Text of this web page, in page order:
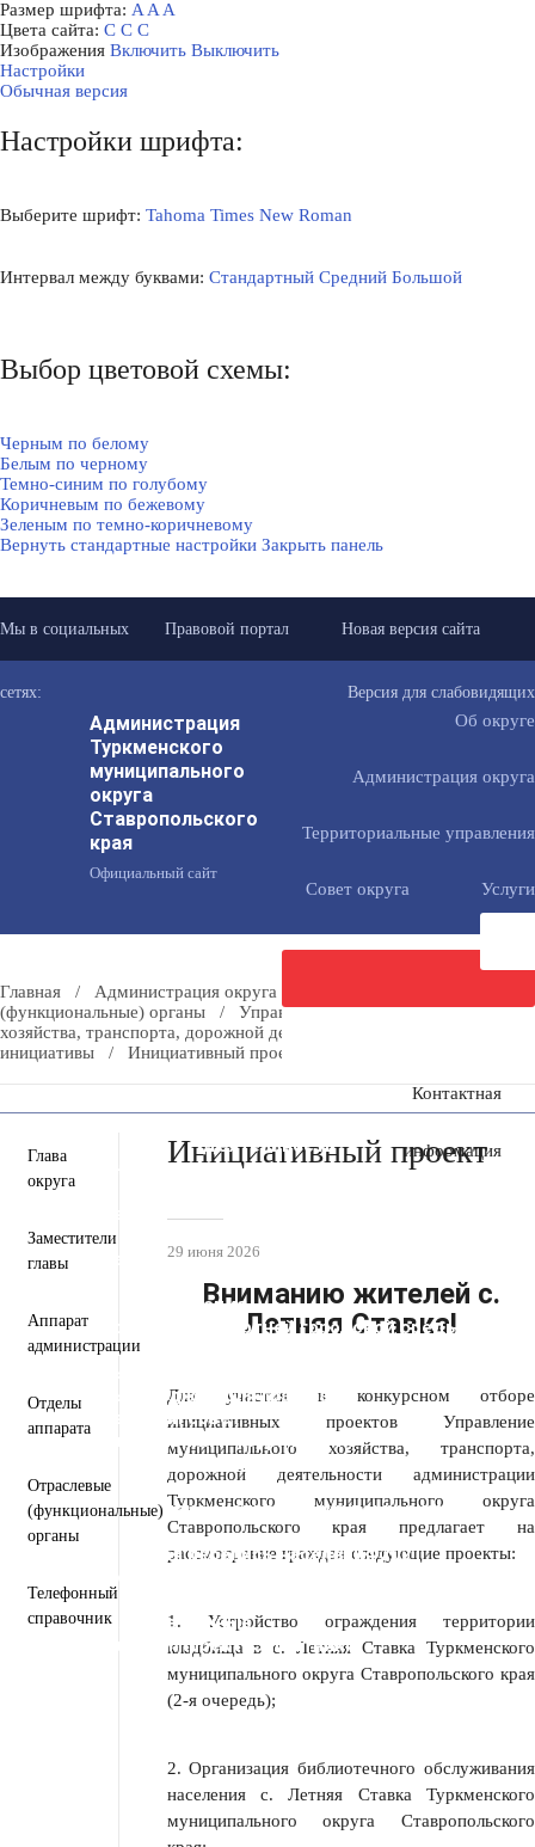
Размер шрифта: A A A
Цвета сайта: С С С
Изображения Включить Выключить
Настройки
Обычная версия
Настройки шрифта:
Выберите шрифт: Tahoma Times New Roman
Интервал между буквами: Стандартный Средний Большой
Выбор цветовой схемы:
Черным по белому
Белым по черному
Темно-синим по голубому
Коричневым по бежевому
Зеленым по темно-коричневому
Вернуть стандартные настройки Закрыть панель
Мы в социальных
сетях:
Правовой портал Новая версия сайта
Версия для слабовидящих
Администрация
Туркменского
муниципального
округа
Ставропольского
края
Официальный сайт
Об округе
Администрация округа
Территориальные управления
Совет округа Услуги
сообщение
Контактная
информация
Пресс-центр
Деятельность
Документы
Инвестиционная деятельность
Общественная приемная
Противодействие коррупции
Информация для участников СВО и членов их
Полезная информация
Формирование комфортной городской среды
Муниципальная служба
Открытый бюджет для граждан
Общественный совет
Защита населения и территорий от
чрезвычайных ситуаций
Антитеррористическая комиссия
Противодействие экстремизму и терроризму
Вестник ТМО
Всероссийская перепись населения 2021
Перечень пространственных сведений
Персональные данные
Региональный проект "Защитники"
Главная / Администрация округа
(функциональные) органы
/
Управление муниципального
хозяйства, транспорта, дорожной деятельности
инициативы
/ Инициативный проект
Глава
округа
Заместители
главы
Аппарат
администрации
Отделы
аппарата
Отраслевые
(функциональные)
органы
Телефонный
справочник
Инициативный проект
29 июня 2026
Вниманию жителей с.
Летняя Ставка!
Для участия в конкурсном отборе
инициативных проектов Управление
муниципального хозяйства, транспорта,
дорожной деятельности администрации
Туркменского муниципального округа
Ставропольского края предлагает на
рассмотрение граждан следующие проекты:
1. Устройство ограждения территории
кладбища в с. Летняя Ставка Туркменского
муниципального округа Ставропольского края
(2-я очередь);
2. Организация библиотечного обслуживания
населения с. Летняя Ставка Туркменского
муниципального округа Ставропольского